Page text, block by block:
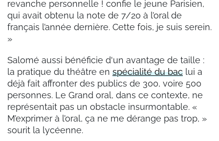
revanche personnelle ! confie le jeune Parisien,
qui avait obtenu la note de 7/20 à l’oral de
français l’année dernière. Cette fois, je suis serein.
»
Salomé aussi bénéficie d'un avantage de taille :
la pratique du théâtre en spécialité du bac lui a
déjà fait affronter des publics de 300, voire 500
personnes. Le Grand oral, dans ce contexte, ne
représentait pas un obstacle insurmontable. «
M’exprimer à l’oral, ça ne me dérange pas trop, »
sourit la lycéenne.